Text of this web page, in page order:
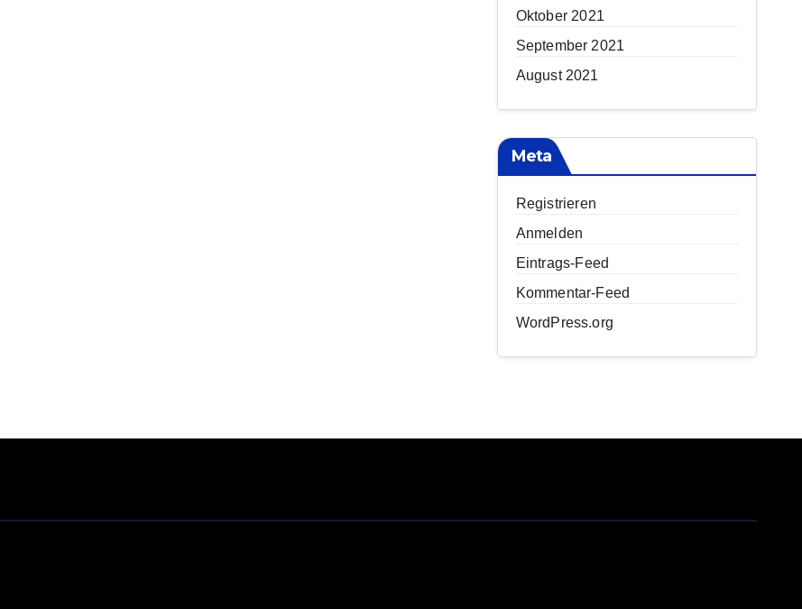
Oktober 2021
September 2021
August 2021
Meta
Registrieren
Anmelden
Eintrags-Feed
Kommentar-Feed
WordPress.org